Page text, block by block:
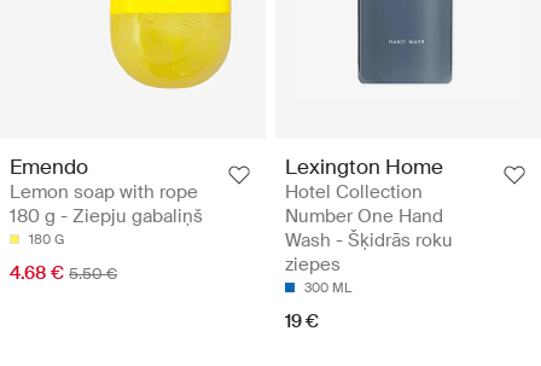
Emendo
Lemon soap with rope
180 g - Ziepju gabaliņš
180 G
4.68 € 5.50 €
Lexington Home
Hotel Collection
Number One Hand
Wash - Šķidrās roku
ziepes
300 ML
19 €